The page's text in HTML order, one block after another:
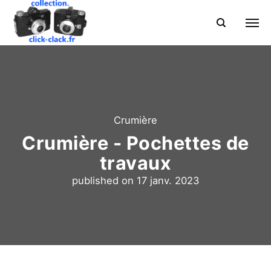
Crumière
Crumière - Pochettes de
travaux
published on 17 janv. 2023